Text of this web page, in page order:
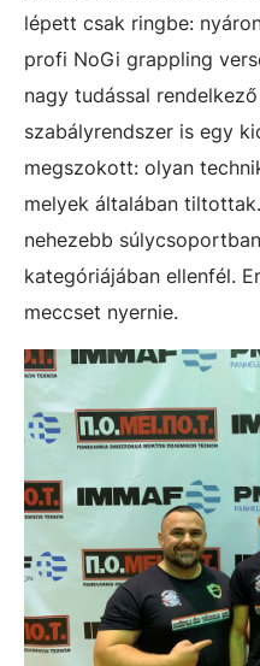
lépett csak ringbe:
profi NoGi grappling
nagy tudással
szabályrendszer is egy
megszokott: olyan
melyek általában
nehezebb
kategóriájában ellenfél.
meccset nyernie.